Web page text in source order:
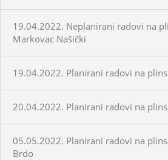
19.04.2022. Neplanirani radovi na
Markovac Našički
19.04.2022. Planirani radovi na
20.04.2022. Planirani radovi na
05.05.2022. Planirani radovi na
Brdo